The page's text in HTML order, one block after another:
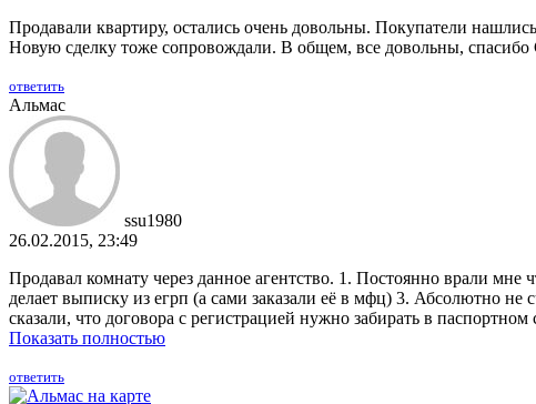
Продавали квартиру, остались очень довольны. Покупатели
Новую сделку тоже сопровождали. В общем, все довольны, спасибо
ответить
Альмас
ssu1980
26.02.2015, 23:49
Продавал комнату через данное агентство. 1. Постоянно врали
делает выписку из егрп (а сами заказали её в мфц) 3. Абсолютно
сказали, что договора с регистрацией нужно забирать в паспортном
Показать полностью
ответить